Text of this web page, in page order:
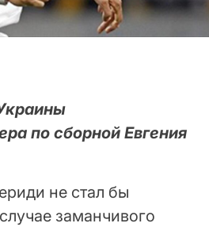
по сборной Евгения
не стал бы
заманчивого